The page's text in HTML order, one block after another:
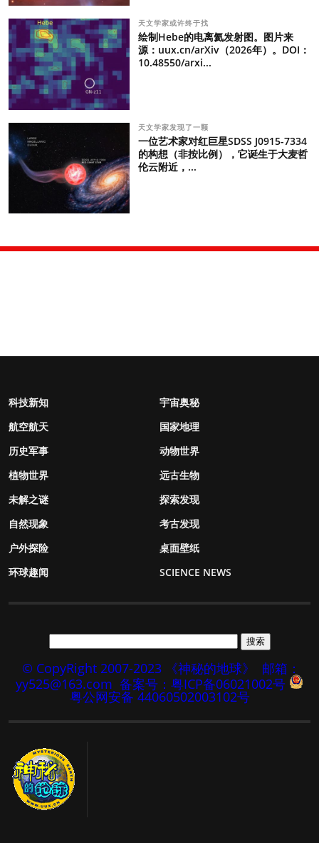
天文学家或许终于找
绘制Hebe的电离氦发射图。图片来
源：uux.cn/arXiv（2026年）。DOI：
10.48550/arxi...
天文学家发现了一颗
一位艺术家对红巨星SDSS J0915-7334
的构想（非按比例），它诞生于大麦哲
伦云附近，...
科技新知
宇宙奥秘
航空航天
国家地理
历史军事
动物世界
植物世界
远古生物
未解之谜
探索发现
自然现象
考古发现
户外探险
桌面壁纸
环球趣闻
SCIENCE NEWS
© CopyRight 2007-2023 《神秘的地球》
邮箱：
yy525@163.com 备案号：粤ICP备06021002号
粤公网安备 44060502003102号